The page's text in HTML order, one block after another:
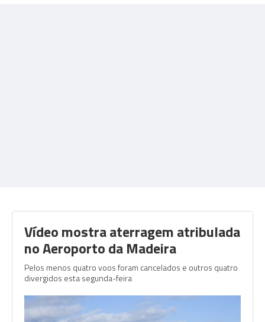
Vídeo mostra aterragem atribulada
no Aeroporto da Madeira
Pelos menos quatro voos foram cancelados e outros quatro
divergidos esta segunda-feira